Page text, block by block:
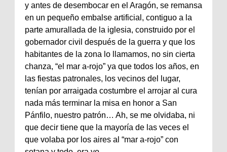
y antes de desembocar en el Aragón, se remansa
en un pequeño embalse artificial, contiguo a la
parte amurallada de la iglesia, construido por el
gobernador civil después de la guerra y que los
habitantes de la zona lo llamamos, no sin cierta
chanza, “el mar a-rojo” ya que todos los años, en
las fiestas patronales, los vecinos del lugar,
tenían por arraigada costumbre el arrojar al cura
nada más terminar la misa en honor a San
Pánfilo, nuestro patrón… Ah, se me olvidaba, ni
que decir tiene que la mayoría de las veces el
que volaba por los aires al “mar a-rojo” con